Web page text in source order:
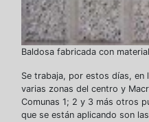
Baldosa fabricada con
Se trabaja, por estos días, en
varias zonas del centro y
Comunas 1; 2 y 3 más otros
que se están aplicando son